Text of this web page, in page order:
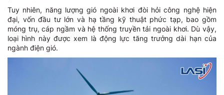
Tuy nhiên, năng lượng gió ngoài khơi đòi hỏi công nghệ hiện
đại, vốn đầu tư lớn và hạ tầng kỹ thuật phức tạp, bao gồm
móng trụ, cáp ngầm và hệ thống truyền tải ngoài khơi. Dù vậy,
loại hình này được xem là động lực tăng trưởng dài hạn của
ngành điện gió.